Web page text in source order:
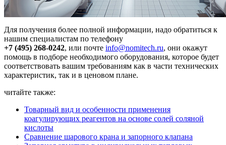
Для получения более полной информации, надо обратиться к
нашим специалистам по телефону
+7 (495) 268-0242, или почте info@nomitech.ru, они окажут
помощь в подборе необходимого оборудования, которое будет
соответствовать вашим требованиям как в части технических
характеристик, так и в ценовом плане.
читайте также:
Товарный вид и особенности применения
коагулирующих реагентов на основе солей соляной
кислоты
Сравнение шарового крана и запорного клапана